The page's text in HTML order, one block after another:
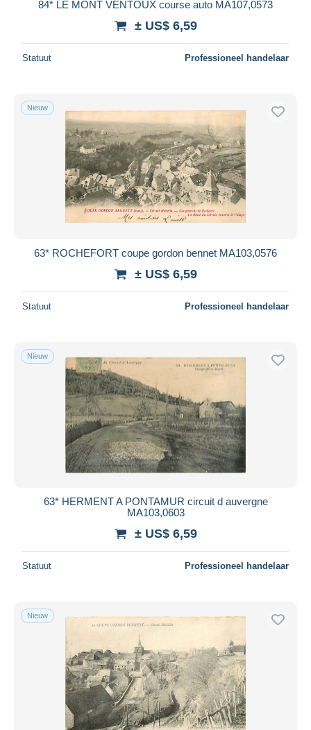
84* LE MONT VENTOUX course auto MA107,0573
± US$ 6,59
Statuut Professioneel handelaar
Nieuw
63* ROCHEFORT coupe gordon bennet MA103,0576
± US$ 6,59
Statuut Professioneel handelaar
Nieuw
63* HERMENT A PONTAMUR circuit d auvergne
MA103,0603
± US$ 6,59
Statuut Professioneel handelaar
Nieuw